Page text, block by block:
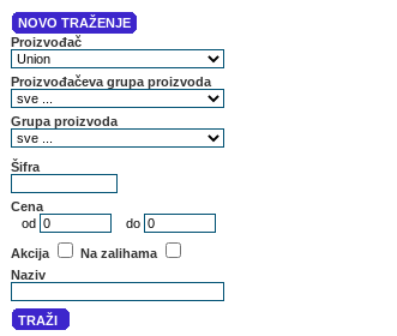
NOVO TRAŽENJE
Proizvođač
Proizvođačeva grupa proizvoda
Grupa proizvoda
Šifra
Cena
od
do
Akcija
Na zalihama
Naziv
TRAŽI